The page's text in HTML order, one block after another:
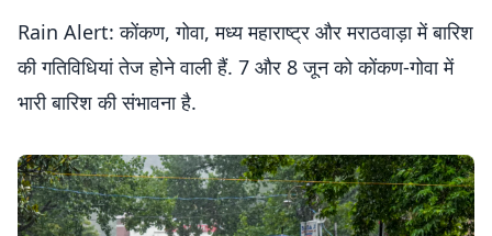
Rain Alert: कोंकण, गोवा, मध्य महाराष्ट्र और मराठवाड़ा में बारिश
की गतिविधियां तेज होने वाली हैं. 7 और 8 जून को कोंकण-गोवा में
भारी बारिश की संभावना है.